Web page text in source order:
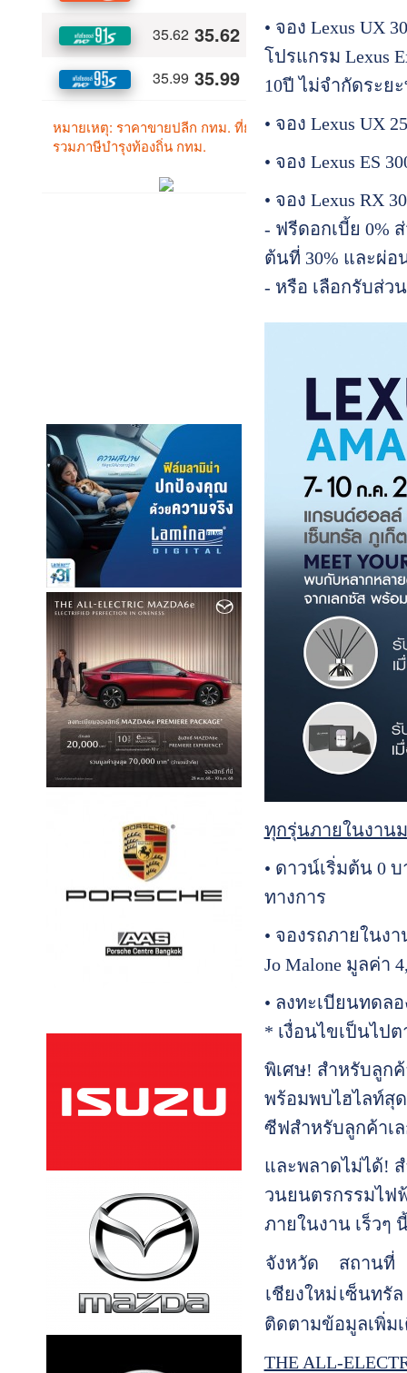
• จอง Lexus UX
โปรแกรม Lexus
10ปี ไม่จำกัดระย
• จอง Lexus UX
• จอง Lexus ES
• จอง Lexus RX
- ฟรีดอกเบี้ย 0%
ต้นที่ 30% และผ่อ
- หรือ เลือกรับส่ว
ทุกรุ่นภายในงาน
• ดาวน์เริ่มต้น 0
ทางการ
• จองรถภายในงา
Jo Malone มูลค่า
• ลงทะเบียนทดล
* เงื่อนไขเป็นไป
พิเศษ! สำหรับลูกค้
พร้อมพบไฮไลท์สุ
ซีฟสำหรับลูกค้าเ
และพลาดไม่ได้! ส
วนยนตรกรรมไฟ
ภายในงาน เร็วๆ
จังหวัด
สถานที่
เชียงใหม่เซ็นทรัล
ติดตามข้อมูลเพิ่ม
THE ALL-